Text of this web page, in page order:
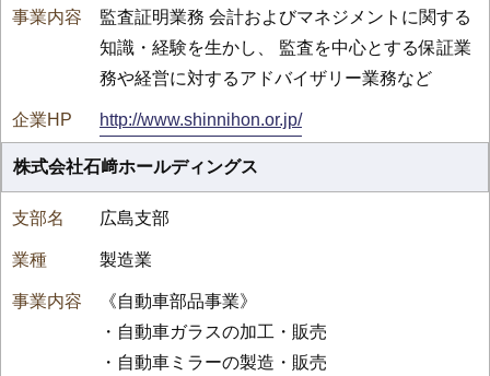
監査証明業務 会計およびマネジメントに関する
知識・経験を生かし、 監査を中心とする保証業
務や経営に対するアドバイザリー業務など
http://www.shinnihon.or.jp/
株式会社石﨑ホールディングス
広島支部
製造業
《自動車部品事業》
・自動車ガラスの加工・販売
・自動車ミラーの製造・販売